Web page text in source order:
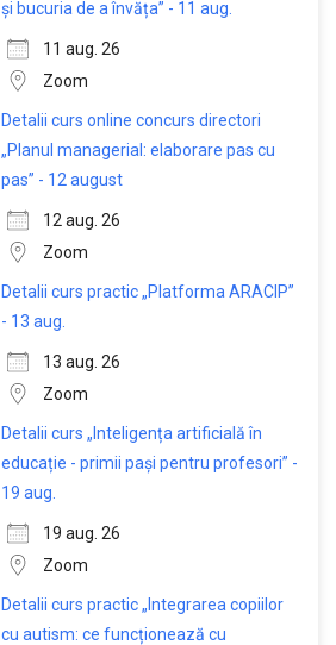
și bucuria de a învăța” - 11 aug.
11 aug. 26
Zoom
Detalii curs online concurs directori
„Planul managerial: elaborare pas cu
pas” - 12 august
12 aug. 26
Zoom
Detalii curs practic „Platforma ARACIP”
- 13 aug.
13 aug. 26
Zoom
Detalii curs „Inteligența artificială în
educație - primii pași pentru profesori” -
19 aug.
19 aug. 26
Zoom
Detalii curs practic „Integrarea copiilor
cu autism: ce funcționează cu